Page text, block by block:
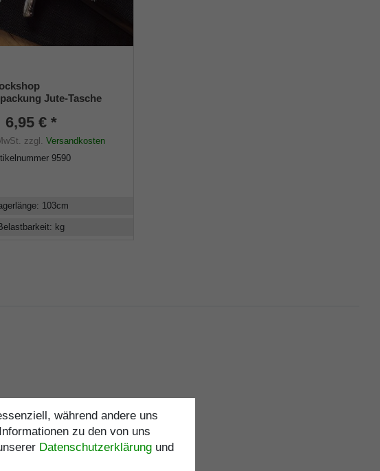
Jute-Tasche
6,95 € *
zzgl.Versandkosten
9590
: 103cm
: kg
während andere uns
zu den von uns
Daten­schutz­erklärungund